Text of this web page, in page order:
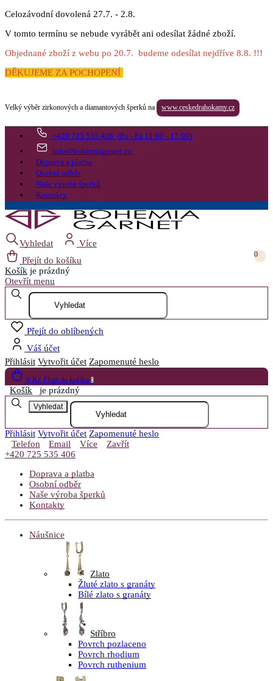
Celozávodní dovolená 27.7. - 2.8.
V tomto termínu se nebude vyrábět ani odesílat žádné zboží.
Objednané zboží z webu po 20.7. budeme odesílat nejdříve 8.8. !!!
DĚKUJEME ZA POCHOPENÍ
Velký výběr zirkonových a diamantových šperků na www.ceskedrahokamy.cz
+420 725 535 406 (Po - Pá 11:00 - 17:00)
info@bohemiagarnet.cz
Doprava a platba
Osobní odběr
Naše výroba šperků
Kontakty
Vyhledat
Více
Přejít do košíku
0
Košík je prázdný
Otevřít menu
Přejít do oblíbených
Váš účet
Přihlásit Vytvořit účet Zapomenuté heslo
0 Kč Přejít do košíku 0
Košík je prázdný
Vyhledat
Přihlásit Vytvořit účet Zapomenuté heslo
Telefon
Email Více
Zavřít
+420 725 535 406
Doprava a platba
Osobní odběr
Naše výroba šperků
Kontakty
Náušnice
Zlato
Žluté zlato s granáty
Bílé zlato s granáty
Stříbro
Povrch pozlaceno
Povrch rhodium
Povrch ruthenium